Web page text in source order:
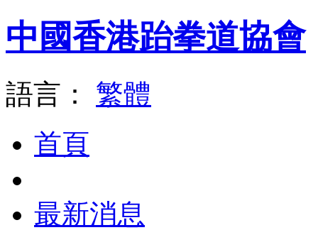
中國香港跆拳道協會
語言： 繁體
首頁
最新消息